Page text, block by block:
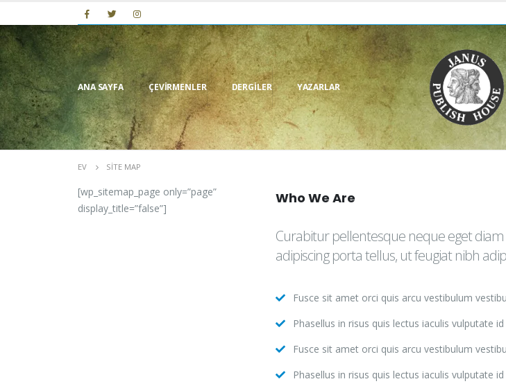
ANA SAYFA ÇEVIRMENLER DERGILER YAZARLAR
EV SITE MAP
[wp_sitemap_page only=”page”
display_title=”false”]
Who We Are
Curabitur pellentesque neque eget
adipiscing porta tellus, ut feugiat nibh
Fusce sit amet orci quis arcu vestibulum
Phasellus in risus quis lectus iaculis vulputate id
Fusce sit amet orci quis arcu vestibulum
Phasellus in risus quis lectus iaculis vulputate id